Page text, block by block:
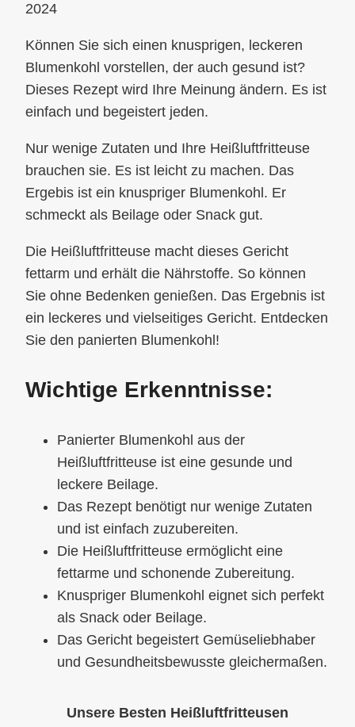
2024
Können Sie sich einen knusprigen, leckeren
Blumenkohl vorstellen, der auch gesund ist?
Dieses Rezept wird Ihre Meinung ändern. Es ist
einfach und begeistert jeden.
Nur wenige Zutaten und Ihre Heißluftfritteuse
brauchen sie. Es ist leicht zu machen. Das
Ergebis ist ein knuspriger Blumenkohl. Er
schmeckt als Beilage oder Snack gut.
Die Heißluftfritteuse macht dieses Gericht
fettarm und erhält die Nährstoffe. So können
Sie ohne Bedenken genießen. Das Ergebnis ist
ein leckeres und vielseitiges Gericht. Entdecken
Sie den panierten Blumenkohl!
Wichtige Erkenntnisse:
Panierter Blumenkohl aus der
Heißluftfritteuse ist eine gesunde und
leckere Beilage.
Das Rezept benötigt nur wenige Zutaten
und ist einfach zuzubereiten.
Die Heißluftfritteuse ermöglicht eine
fettarme und schonende Zubereitung.
Knuspriger Blumenkohl eignet sich perfekt
als Snack oder Beilage.
Das Gericht begeistert Gemüseliebhaber
und Gesundheitsbewusste gleichermaßen.
Unsere Besten Heißluftfritteusen